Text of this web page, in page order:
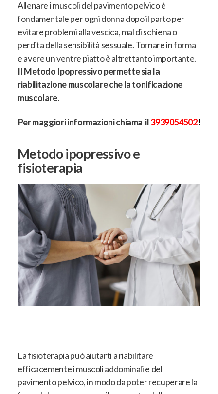
Allenare i muscoli del pavimento pelvico è
fondamentale per ogni donna dopo il parto per
evitare problemi alla vescica, mal di schiena o
perdita della sensibilità sessuale. Tornare in forma
e avere un ventre piatto è altrettanto importante.
Il Metodo Ipopressivo permette sia la
riabilitazione muscolare che la tonificazione
muscolare.
Per maggiori informazioni chiama il3939054502!
Metodo ipopressivo e
fisioterapia
La fisioterapia può aiutarti a riabilitare
efficacemente i muscoli addominali e del
pavimento pelvico, in modo da poter recuperare la